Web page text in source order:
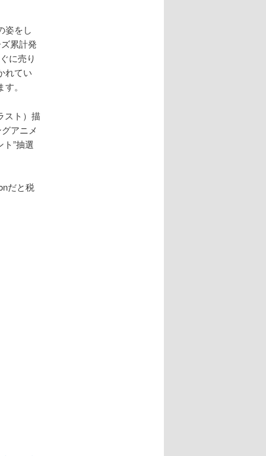
姿をし
累計発
に売り
れてい
。
スト）描
アニメ
”抽選
だと税